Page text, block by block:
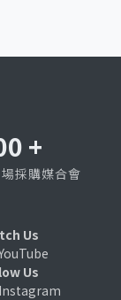
+
採購媒合會
Us
Us